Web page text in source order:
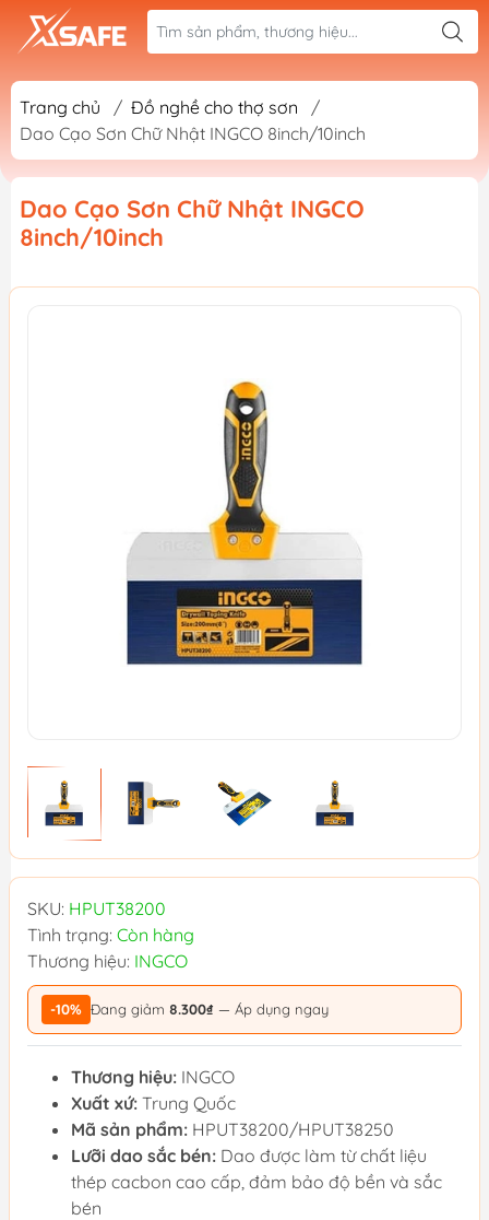
Trang chủ / Đồ nghề cho thợ sơn
/
Dao Cạo Sơn Chữ Nhật INGCO 8inch/10inch
Dao Cạo Sơn Chữ Nhật INGCO
8inch/10inch
SKU: HPUT38200
Tình trạng: Còn hàng
Thương hiệu: INGCO
-10% Đang giảm 8.300₫ — Áp dụng ngay
Thương hiệu: INGCO
Xuất xứ: Trung Quốc
Mã sản phẩm: HPUT38200/HPUT38250
Lưỡi dao sắc bén: Dao được làm từ chất liệu
thép cacbon cao cấp, đảm bảo độ bền và sắc
bén